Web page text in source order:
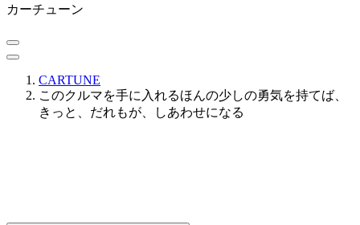
カーチューン
CARTUNE
このクルマを手に入れるほんの少しの勇気を持てば、
きっと、だれもが、しあわせになる